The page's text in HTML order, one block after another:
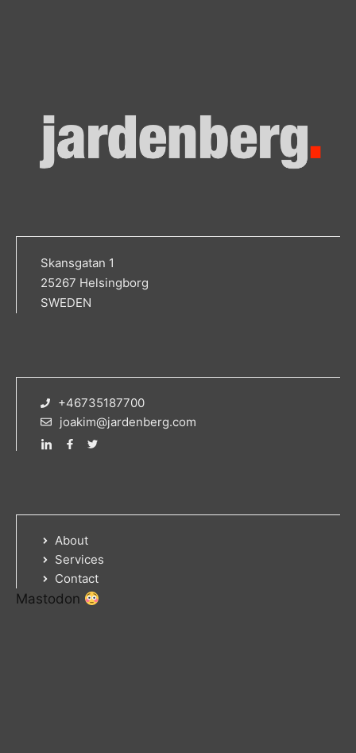
Skansgatan 1
25267 Helsingborg
SWEDEN
+46735187700
joakim@jardenberg.com
About
Services
Contact
Mastodon